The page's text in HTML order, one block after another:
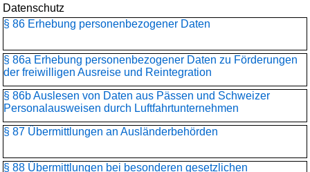
Datenschutz
§ 86 Erhebung personenbezogener Daten
§ 86a Erhebung personenbezogener Daten zu Förderungen
der freiwilligen Ausreise und Reintegration
§ 86b Auslesen von Daten aus Pässen und Schweizer
Personalausweisen durch Luftfahrtunternehmen
§ 87 Übermittlungen an Ausländerbehörden
§ 88 Übermittlungen bei besonderen gesetzlichen